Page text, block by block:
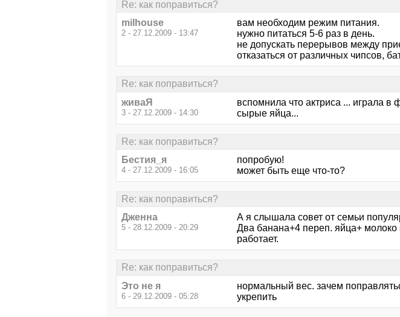
Re: как поправиться?
milhouse
2 - 27.12.2009 - 13:47
вам необходим режим питания.
нужно питаться 5-6 раз в день.
не допускать перерывов между
отказаться от различных чипсов,
Re: как поправиться?
живаЯ
3 - 27.12.2009 - 14:30
вспомнила что актриса ... играла
сырые яйца...
Re: как поправиться?
Бестия_я
4 - 27.12.2009 - 16:05
попробую!
может быть еще что-то?
Re: как поправиться?
Дженна
5 - 28.12.2009 - 20:29
А я слышала совет от семьи
Два банана+4 переп. яйца+ молоко
работает.
Re: как поправиться?
Это не я
6 - 29.12.2009 - 05:28
нормальный вес. зачем
укрепить